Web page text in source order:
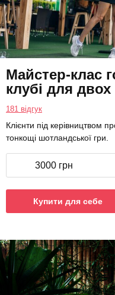
Майстер-клас
клубі для двох
181 відгук
Клієнти під керівництвом
тонкощі шотландської гри.
3000 грн
Купити для себе